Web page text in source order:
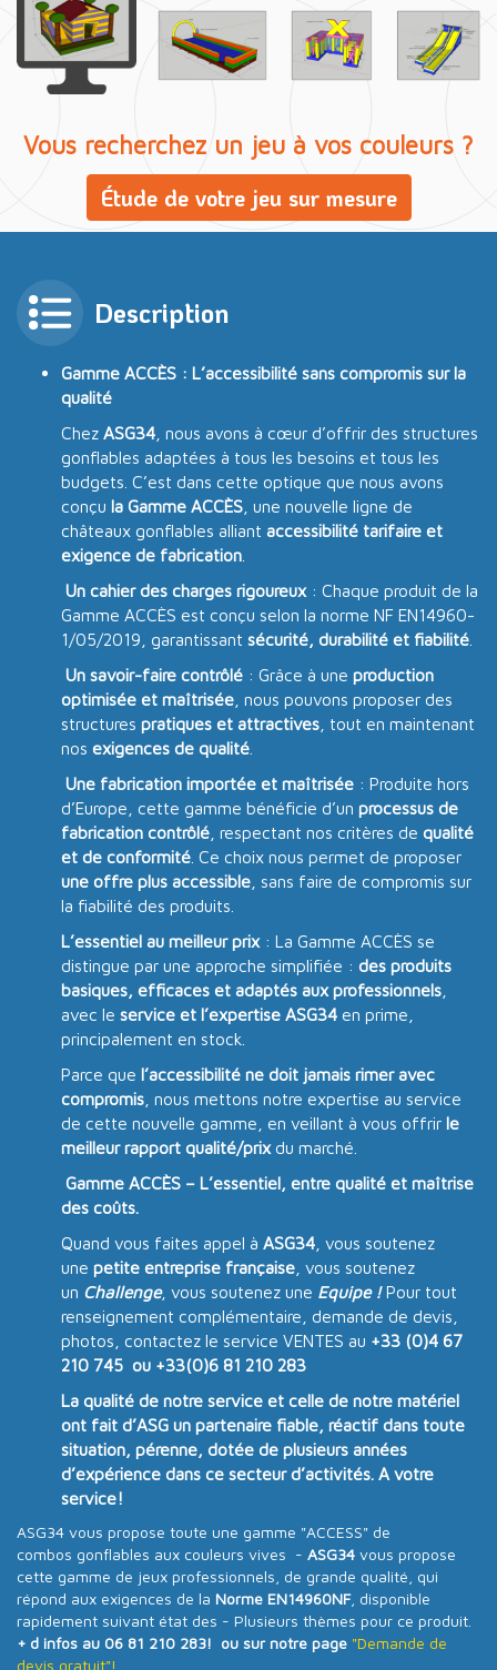
Vous recherchez un jeu à vos couleurs ?
Étude de votre jeu sur mesure
Description
Gamme ACCÈS : L’accessibilité sans compromis sur la
qualité
Chez ASG34 , nous avons à cœur d’offrir des structures
gonflables adaptées à tous les besoins et tous les
budgets. C’est dans cette optique que nous avons
conçu la Gamme ACCÈS , une nouvelle ligne de
châteaux gonflables alliant accessibilité tarifaire et
exigence de fabrication
Un cahier des charges rigoureux: Chaque produit de la
Gamme ACCÈS est conçu selon la norme NF EN14960-
1/05/2019, garantissant sécurité, durabilité et fiabilité
Un savoir-faire contrôlé : Grâce à une production
optimisée et maîtrisée , nous pouvons proposer des
structures pratiques et attractives , tout en maintenant
nos exigences de qualité
Une fabrication importée et maîtrisée : Produite hors
d’Europe, cette gamme bénéficie d’un processus de
fabrication contrôlé , respectant nos critères de qualité
et de conformité . Ce choix nous permet de proposer
une offre plus accessible , sans faire de compromis sur
la fiabilité des produits.
L’essentiel au meilleur prix: La Gamme ACCÈS se
distingue par une approche simplifiée : des produits
basiques, efficaces et adaptés aux professionnels
avec le service et l’expertise ASG34 en prime,
principalement en stock.
Parce que l’accessibilité ne doit jamais rimer avec
compromis , nous mettons notre expertise au service
de cette nouvelle gamme, en veillant à vous offrir le
meilleur rapport qualité/prixdu marché.
Gamme ACCÈS – L’essentiel, entre qualité et maîtrise
des coûts.
Quand vous faites appel à ASG34 , vous soutenez
une petite entreprise française , vous soutenez
un Challenge, vous soutenez une Equipe !Pour tout
renseignement complémentaire, demande de devis,
photos, contactez le service VENTES au +33 (0)4 67
210 745 ou +33(0)6 81 210 283
La qualité de notre service et celle de notre matériel
ont fait d’ASG un partenaire fiable, réactif dans toute
situation, pérenne, dotée de plusieurs années
d’expérience dans ce secteur d’activités. A votre
service!
ASG34 vous propose toute une gamme "ACCESS" de
combos gonflables aux couleurs vives - ASG34 vous propose
cette gamme de jeux professionnels, de grande qualité, qui
répond aux exigences de la Norme EN14960NF, disponible
rapidement suivant état des - Plusieurs thèmes pour ce produit.
+ d infos au 06 81 210 283! ou sur notre page "Demande de
devis gratuit"!